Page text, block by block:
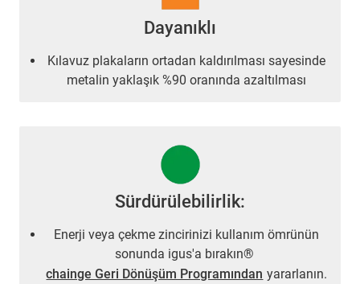
Dayanıklı
Kılavuz plakaların ortadan kaldırılması sayesinde
metalin yaklaşık %90 oranında azaltılması
Sürdürülebilirlik:
Enerji veya çekme zincirinizi kullanım ömrünün
sonunda igus'a bırakın®
chainge Geri Dönüşüm Programından yararlanın.